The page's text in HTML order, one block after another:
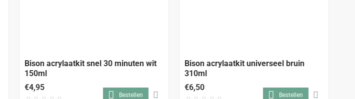
Bison acrylaatkit snel 30 minuten wit
150ml
€4,95
Bestellen
Bison acrylaatkit universeel bruin
310ml
€6,50
Bestellen